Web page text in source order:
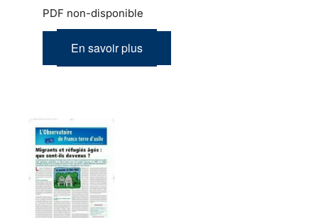
PDF non-disponible
En savoir plus